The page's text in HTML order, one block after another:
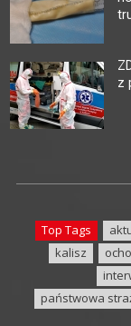
z
Top Tags
kalisz
państwowa